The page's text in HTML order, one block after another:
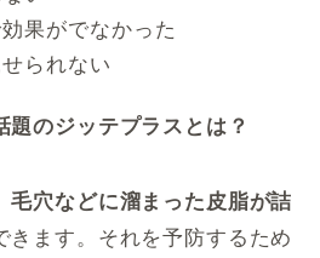
果がでなかった
られない
のジッテプラスとは？
毛穴などに溜まった皮脂が詰
きます。それを予防するため